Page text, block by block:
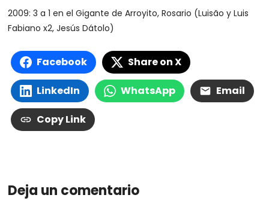
2009: 3 a 1 en el Gigante de Arroyito, Rosario (Luisão y Luis
Fabiano x2, Jesús Dátolo)
Facebook Share on X
LinkedIn WhatsApp Email
Copy Link
Deja un comentario